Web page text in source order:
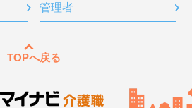
管理者
TOPへ戻る